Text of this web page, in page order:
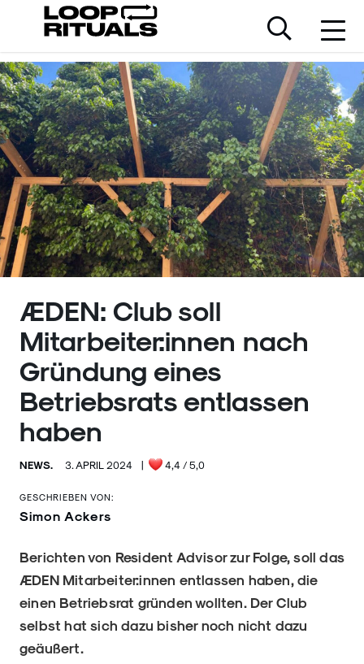
ÆDEN: Club soll
Mitarbeiter:innen nach
Gründung eines
Betriebsrats entlassen
haben
NEWS. 3. APRIL 2024 | 4,4 / 5,0
GESCHRIEBEN VON:
Simon Ackers
Berichten von Resident Advisor zur Folge, soll das
ÆDEN Mitarbeiter:innen entlassen haben, die
einen Betriebsrat gründen wollten. Der Club
selbst hat sich dazu bisher noch nicht dazu
geäußert.